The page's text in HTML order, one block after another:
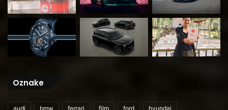
Oznake
audi bmw ferrari film ford hyundai